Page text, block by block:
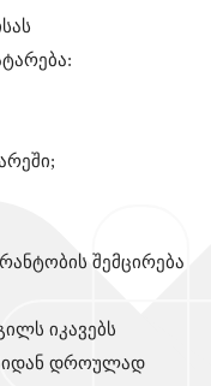
შემცირება
იკავებს
დროულად